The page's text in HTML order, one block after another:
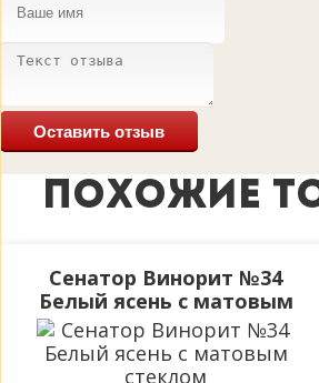
Оставить отзыв
ПОХОЖИЕ
Сенатор Винорит №34
Белый ясень с матовым
стеклом